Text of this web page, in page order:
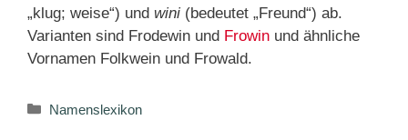
„klug; weise“) und wini (bedeutet „Freund“) ab.
Varianten sind Frodewin und Frowin und ähnliche
Vornamen Folkwein und Frowald.
Kategorien
Namenslexikon